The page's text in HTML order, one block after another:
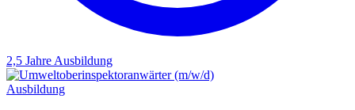
2,5 Jahre Ausbildung
Ausbildung